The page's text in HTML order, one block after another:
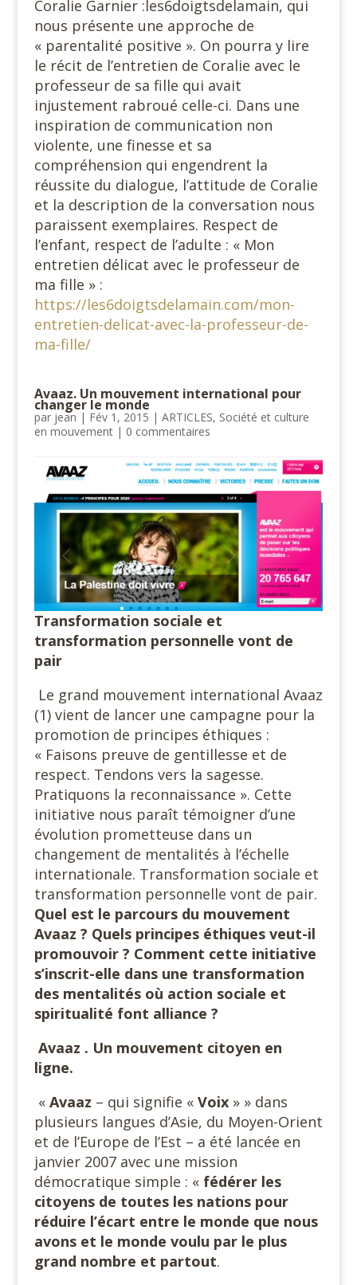
Coralie Garnier :les6doigtsdelamain, qui
nous présente une approche de
« parentalité positive ». On pourra y lire
le récit de l’entretien de Coralie avec le
professeur de sa fille qui avait
injustement rabroué celle-ci. Dans une
inspiration de communication non
violente, une finesse et sa
compréhension qui engendrent la
réussite du dialogue, l’attitude de Coralie
et la description de la conversation nous
paraissent exemplaires. Respect de
l’enfant, respect de l’adulte : « Mon
entretien délicat avec le professeur de
ma fille » :
https://les6doigtsdelamain.com/mon-
entretien-delicat-avec-la-professeur-de-
ma-fille/
Avaaz. Un mouvement international pour
changer le monde
par jean | Fév 1, 2015 | ARTICLES, Société et culture
en mouvement| 0 commentaires
Transformation sociale et
transformation personnelle vont de
pair
Le grand mouvement international Avaaz
(1) vient de lancer une campagne pour la
promotion de principes éthiques :
« Faisons preuve de gentillesse et de
respect. Tendons vers la sagesse.
Pratiquons la reconnaissance ». Cette
initiative nous paraît témoigner d’une
évolution prometteuse dans un
changement de mentalités à l’échelle
internationale. Transformation sociale et
transformation personnelle vont de pair.
Quel est le parcours du mouvement
Avaaz ? Quels principes éthiques veut-il
promouvoir ? Comment cette initiative
s’inscrit-elle dans une transformation
des mentalités où action sociale et
spiritualité font alliance ?
Avaaz . Un mouvement citoyen en
ligne.
« Avaaz – qui signifie « Voix» » dans
plusieurs langues d’Asie, du Moyen-Orient
et de l’Europe de l’Est – a été lancée en
janvier 2007 avec une mission
démocratique simple : « fédérer les
citoyens de toutes les nations pour
réduire l’écart entre le monde que nous
avons et le monde voulu par le plus
grand nombre et partout.